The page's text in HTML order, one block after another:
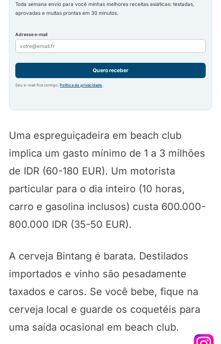
Toda semana envio para você minhas melhores receitas asiáticas: testadas,
aprovadas e muitas prontas em 30 minutos.
Adresse e-mail
Quero receber
Seu e-mail fica comigo.Política de privacidade.
Uma espreguiçadeira em beach club
implica um gasto mínimo de 1 a 3 milhões
de IDR (60-180 EUR). Um motorista
particular para o dia inteiro (10 horas,
carro e gasolina inclusos) custa 600.000-
800.000 IDR (35-50 EUR).
A cerveja Bintang é barata. Destilados
importados e vinho são pesadamente
taxados e caros. Se você bebe, fique na
cerveja local e guarde os coquetéis para
uma saída ocasional em beach club.